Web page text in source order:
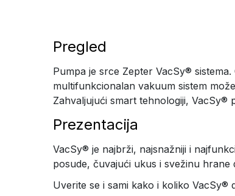
Pregled
Pumpa je srce Zepter VacSy®
multifunkcionalan vakuum sistem
Zahvaljujući smart tehnologiji,
Prezentacija
VacSy® je najbrži, najsnažniji i
posude, čuvajući ukus i svežinu
Uverite se i sami kako i koliko VacSy®